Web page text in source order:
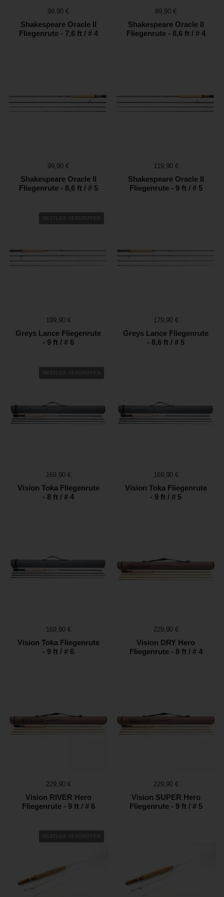
Preis:
99,90 €
Shakespeare Oracle II
Fliegenrute - 7,6 ft / # 4
Preis:
99,90 €
Shakespeare Oracle II
Fliegenrute - 8,6 ft / # 4
Preis:
99,90 €
Shakespeare Oracle II
Fliegenrute - 8,6 ft / # 5
Preis:
119,90 €
Shakespeare Oracle II
Fliegenrute - 9 ft / # 5
Preis:
199,90 €
Greys Lance Fliegenrute
- 9 ft / # 6
RESTLOS VERGRIFFEN
Preis:
179,90 €
Greys Lance Fliegenrute
- 8,6 ft / # 5
Preis:
169,90 €
Vision Toka Fliegenrute
- 8 ft / # 4
RESTLOS VERGRIFFEN
Preis:
169,90 €
Vision Toka Fliegenrute
- 9 ft / # 5
Preis:
169,90 €
Vision Toka Fliegenrute
- 9 ft / # 6
Preis:
229,90 €
Vision DRY Hero
Fliegenrute - 8 ft / # 4
Preis:
229,90 €
Vision RIVER Hero
Fliegenrute - 9 ft / # 6
Preis:
229,90 €
Vision SUPER Hero
Fliegenrute - 9 ft / # 5
RESTLOS VERGRIFFEN